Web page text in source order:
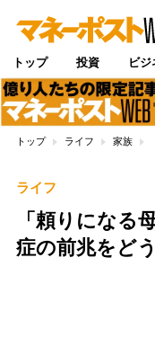
トップ 投資 ビジ
トップ ライフ 家族
ライフ
「頼りにな
症の前兆をど